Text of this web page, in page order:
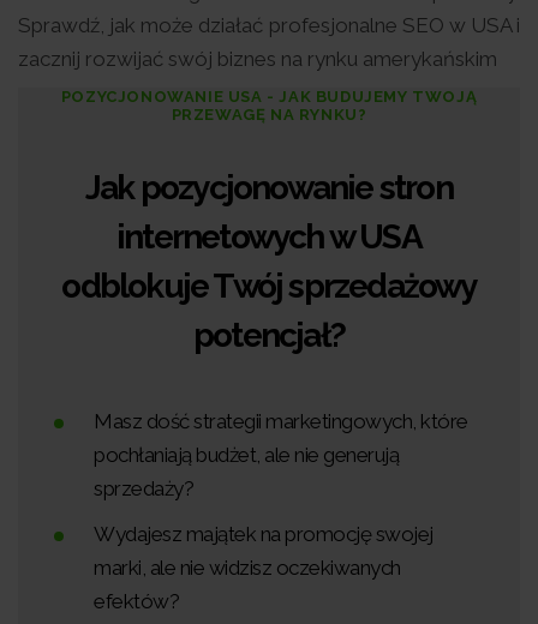
Sprawdź, jak może działać profesjonalne SEO w USA i
zacznij rozwijać swój biznes na rynku amerykańskim
POZYCJONOWANIE USA - JAK BUDUJEMY TWOJĄ
PRZEWAGĘ NA RYNKU?
Jak pozycjonowanie stron
internetowych w USA
odblokuje Twój sprzedażowy
potencjał?
Masz dość strategii marketingowych, które
pochłaniają budżet, ale nie generują
sprzedaży?
Wydajesz majątek na promocję swojej
marki, ale nie widzisz oczekiwanych
efektów?